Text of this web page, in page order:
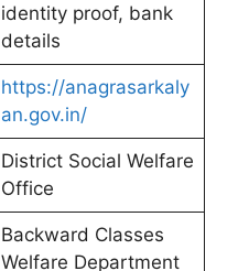
identity proof, bank
details
https://anagrasarkaly
an.gov.in/
District Social Welfare
Office
Backward Classes
Welfare Department